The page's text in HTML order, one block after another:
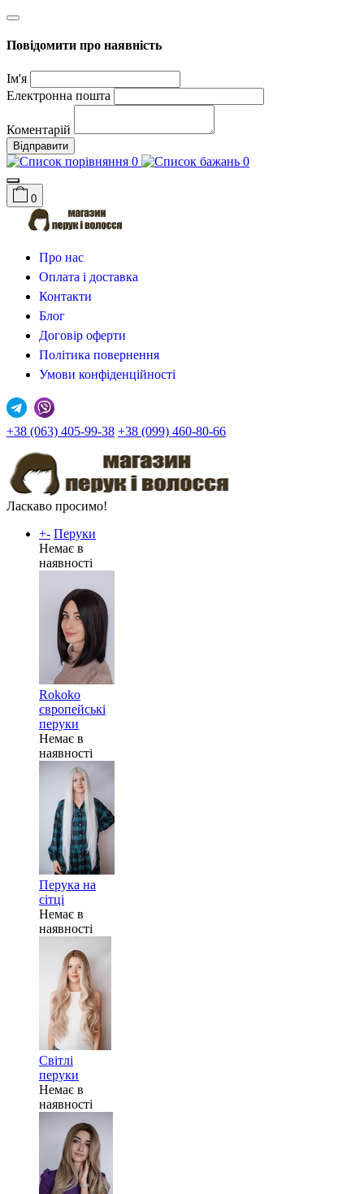
Повідомити про наявність
Ім'я
Електронна пошта
Коментарій
Відправити
0 0
0
Про нас
Оплата і доставка
Контакти
Блог
Договір оферти
Політика повернення
Умови конфіденційності
+38 (063) 405-99-38 +38 (099) 460-80-66
Ласкаво просимо!
+- Перуки
Немає в
наявності
Rokoko
європейські
перуки
Немає в
наявності
Перука на
сітці
Немає в
наявності
Світлі
перуки
Немає в
наявності